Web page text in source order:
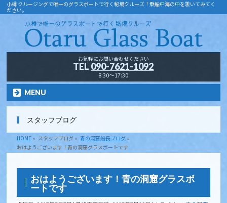
小樽 クルージングで唯一のグラスボートで行く秘境クルーズ！乗船中海の中を覗いてみてく
ださい。
お気軽にお問い合わせください
TEL 090-7621-1092
8:30～17:30
MENU
スタッフブログ
HOME » スタッフブログ » 青の洞窟船長ブログ »
おはようございます！青の洞窟グラスボートです
おはようございます！青の洞窟グラスボ
ートです